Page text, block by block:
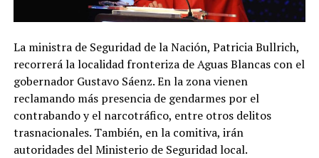
La ministra de Seguridad de la Nación, Patricia Bullrich,
recorrerá la localidad fronteriza de Aguas Blancas con el
gobernador Gustavo Sáenz. En la zona vienen
reclamando más presencia de gendarmes por el
contrabando y el narcotráfico, entre otros delitos
trasnacionales. También, en la comitiva, irán
autoridades del Ministerio de Seguridad local.